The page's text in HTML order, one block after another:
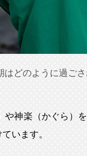
どのように過ご
神楽（かぐら）
います。